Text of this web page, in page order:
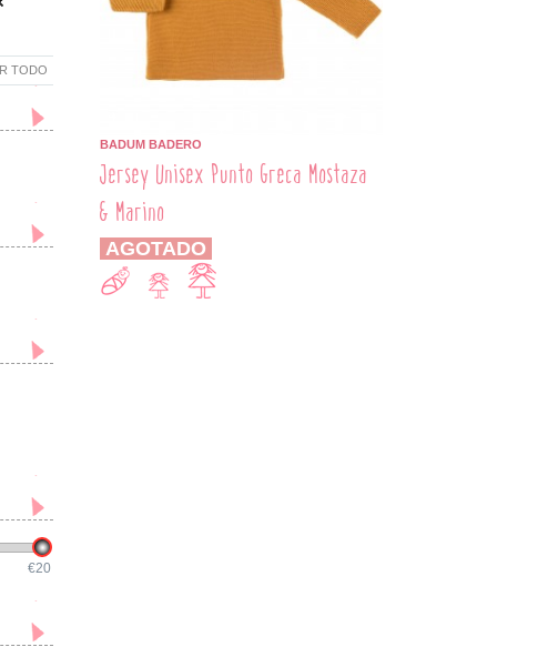
TODO
€20
BADUM BADERO
Jersey Unisex Punto Greca Mostaza
& Marino
AGOTADO